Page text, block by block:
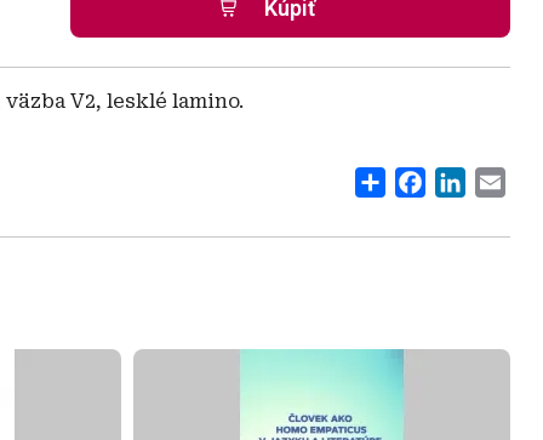
V2, lesklé lamino.
ShareFacebook